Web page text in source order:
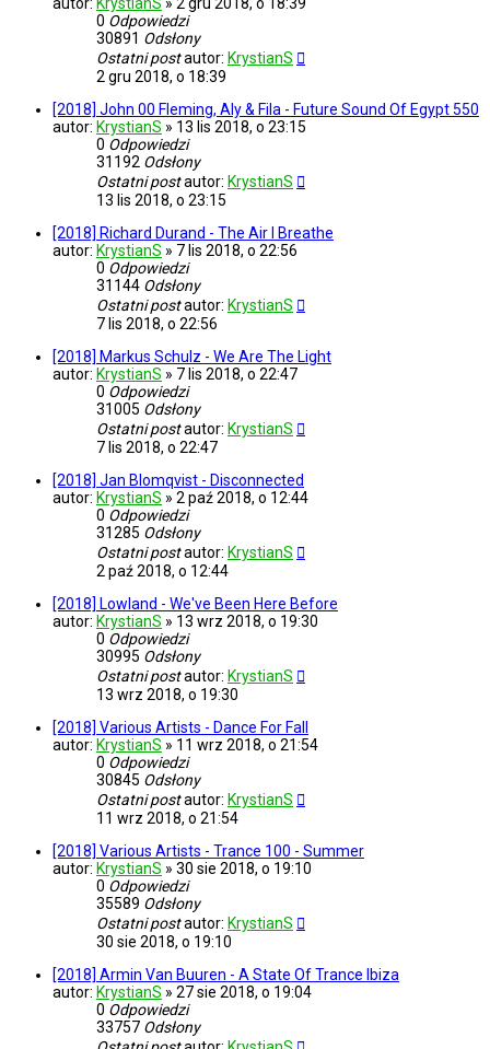
autor: KrystianS » 2 gru 2018, o 18:39
0 Odpowiedzi
30891 Odsłony
Ostatni postautor: KrystianS
2 gru 2018, o 18:39
[2018] John 00 Fleming, Aly & Fila - Future Sound Of Egypt 550
autor: KrystianS » 13 lis 2018, o 23:15
0 Odpowiedzi
31192 Odsłony
Ostatni postautor: KrystianS
13 lis 2018, o 23:15
[2018] Richard Durand - The Air I Breathe
autor: KrystianS » 7 lis 2018, o 22:56
0 Odpowiedzi
31144 Odsłony
Ostatni postautor: KrystianS
7 lis 2018, o 22:56
[2018] Markus Schulz - We Are The Light
autor: KrystianS » 7 lis 2018, o 22:47
0 Odpowiedzi
31005 Odsłony
Ostatni postautor: KrystianS
7 lis 2018, o 22:47
[2018] Jan Blomqvist - Disconnected
autor: KrystianS » 2 paź 2018, o 12:44
0 Odpowiedzi
31285 Odsłony
Ostatni postautor: KrystianS
2 paź 2018, o 12:44
[2018] Lowland - We've Been Here Before
autor: KrystianS » 13 wrz 2018, o 19:30
0 Odpowiedzi
30995 Odsłony
Ostatni postautor: KrystianS
13 wrz 2018, o 19:30
[2018] Various Artists - Dance For Fall
autor: KrystianS » 11 wrz 2018, o 21:54
0 Odpowiedzi
30845 Odsłony
Ostatni postautor: KrystianS
11 wrz 2018, o 21:54
[2018] Various Artists - Trance 100 - Summer
autor: KrystianS » 30 sie 2018, o 19:10
0 Odpowiedzi
35589 Odsłony
Ostatni postautor: KrystianS
30 sie 2018, o 19:10
[2018] Armin Van Buuren - A State Of Trance Ibiza
autor: KrystianS » 27 sie 2018, o 19:04
0 Odpowiedzi
33757 Odsłony